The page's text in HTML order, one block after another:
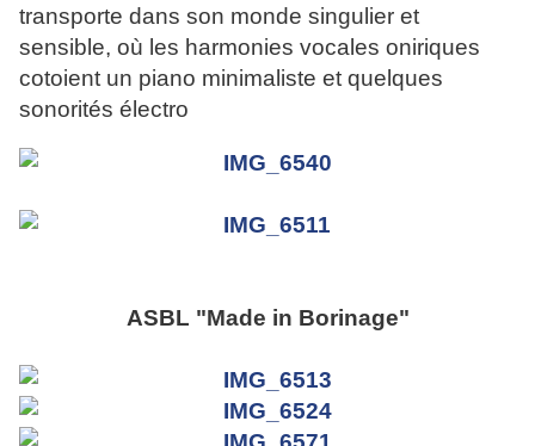
transporte dans son monde singulier et
sensible, où les harmonies vocales oniriques
cotoient un piano minimaliste et quelques
sonorités électro
ASBL "Made in Borinage"